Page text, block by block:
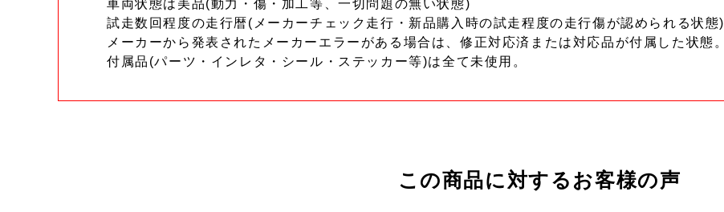
車両状態は美品(動力・傷・加工等、一切問題の無い状態)
試走数回程度の走行暦(メーカーチェック走行・新品購入時の試走程度の走行傷が認められる状態)
メーカーから発表されたメーカーエラーがある場合は、修正対応済または対応品が付属した状態。
付属品(パーツ・インレタ・シール・ステッカー等)は全て未使用。
この商品に対するお客様の声